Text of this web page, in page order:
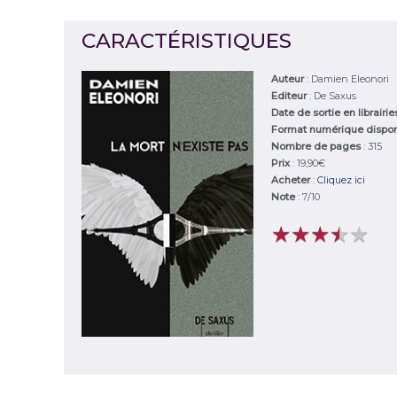
CARACTÉRISTIQUES
Auteur: Damien Eleonori
Editeur: De Saxus
Date de sortie en
Format numérique
Nombre de pages: 315
Prix: 19,90€
Acheter:Cliquez ici
Note:7/10
★★★★★
★★★★★